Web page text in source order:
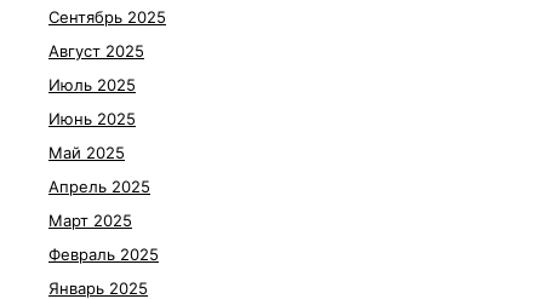
Сентябрь 2025
Август 2025
Июль 2025
Июнь 2025
Май 2025
Апрель 2025
Март 2025
Февраль 2025
Январь 2025